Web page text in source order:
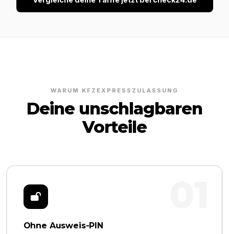
WARUM KFZEXPRESSZULASSUNG
Deine unschlagbaren
Vorteile
Ohne Ausweis-PIN